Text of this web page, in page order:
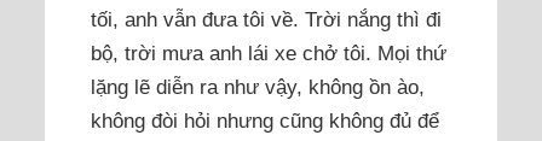
tối, anh vẫn đưa tôi về. Trời nắng thì đi
bộ, trời mưa anh lái xe chở tôi. Mọi thứ
lặng lẽ diễn ra như vậy, không ồn ào,
không đòi hỏi nhưng cũng không đủ để